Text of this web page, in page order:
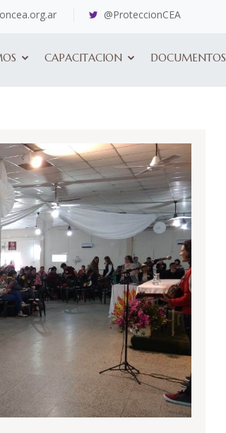
@ProteccionCEA
CAPACITACION DOCUMENTOS